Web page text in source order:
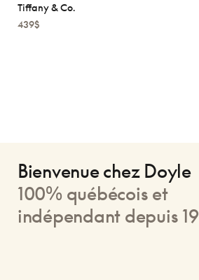
Tiffany & Co.
439$
Bienvenue chez Doyle
100% québécois et
indépendant depuis